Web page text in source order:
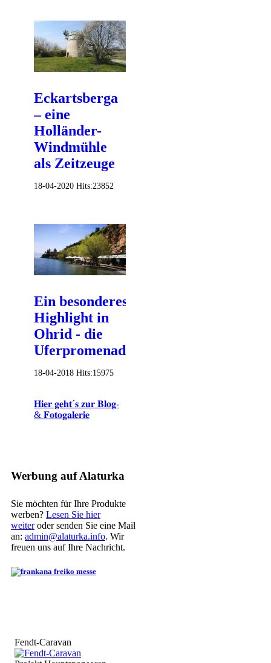
Eckartsberga
– eine
Holländer-
Windmühle
als Zeitzeuge
18-04-2020 Hits:23852
Ein besonderes
Highlight in
Ohrid - die
Uferpromenade
18-04-2018 Hits:15975
𝐇𝐢𝐞𝐫 𝐠𝐞𝐡𝐭´𝐬 𝐳𝐮𝐫 𝐁𝐥𝐨𝐠-
& 𝐅𝐨𝐭𝐨𝐠𝐚𝐥𝐞𝐫𝐢𝐞
Werbung auf Alaturka
Sie möchten für Ihre Produkte
werben? Lesen Sie hier
weiteroder senden Sie eine Mail
an: admin@alaturka.info. Wir
freuen uns auf Ihre Nachricht.
Fendt-Caravan